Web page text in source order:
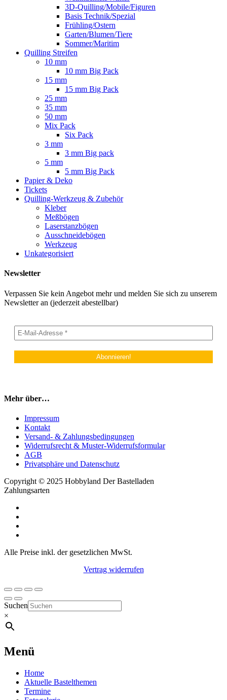
3D-Quilling/Mobile/Figuren
Basis Technik/Spezial
Frühling/Ostern
Garten/Blumen/Tiere
Sommer/Maritim
Quilling Streifen
10 mm
10 mm Big Pack
15 mm
15 mm Big Pack
25 mm
35 mm
50 mm
Mix Pack
Six Pack
3 mm
3 mm Big pack
5 mm
5 mm Big Pack
Papier & Deko
Tickets
Quilling-Werkzeug & Zubehör
Kleber
Meßbögen
Laserstanzbögen
Ausschneidebögen
Werkzeug
Unkategorisiert
Newsletter
Verpassen Sie kein Angebot mehr und melden Sie sich zu unserem
Newsletter an (jederzeit abestellbar)
Mehr über…
Impressum
Kontakt
Versand- & Zahlungsbedingungen
Widerrufsrecht & Muster-Widerrufsformular
AGB
Privatsphäre und Datenschutz
Copyright © 2025 Hobbyland Der Bastelladen
Zahlungsarten
Alle Preise inkl. der gesetzlichen MwSt.
Vertrag widerrufen
Suchen
×
Menü
Home
Aktuelle Bastelthemen
Termine